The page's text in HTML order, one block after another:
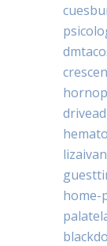
home-